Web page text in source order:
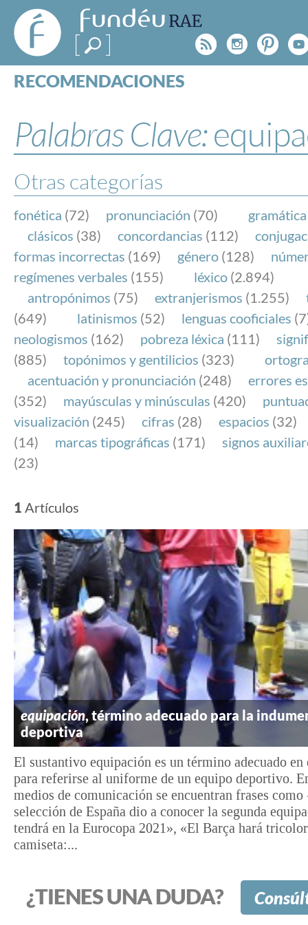
FundéuRAE
- Fundación
del Español
Urgente
Rss
RECOMENDACIONES
ESPECIALES
BLOG
NOTICIAS
SOBRE LA FUNDÉURAE
FundéuRAE es una fundación patrocinada por la
y la Real Academia Española, cuyo objetivo es
el buen uso del español en los medios de
Internet.
Palabras Clave:
Otras categorías
fonética (72) pronunciación (70) gramática
clásicos (38) concordancias (112)
formas incorrectas (169) género (128)
regímenes verbales (155) léxico (2.894)
antropónimos (75) extranjerismos (1.255)
(649)
latinismos (52) lenguas cooficiales
neologismos (162) pobreza léxica (111)
(885)
topónimos y gentilicios (323)
acentuación y pronunciación (248)
errores
(352)
mayúsculas y minúsculas (420)
visualización (245) cifras (28) espacios (32)
(14)
marcas tipográficas (171)
signos
(23)
1 Artículos
equipación, término adecuado para la
deportiva
El sustantivo equipación es un término adecuado en
para referirse al uniforme de un equipo deportivo.
medios de comunicación se encuentran frases como
selección de España dio a conocer la segunda
tendrá en la Eurocopa 2021», «El Barça hará
camiseta:...
¿TIENES UNA DUDA?